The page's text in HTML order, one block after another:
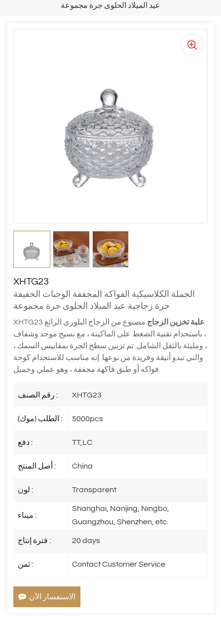
عيد الميلاد الحلوى جرة مجموعة
XHTG23
الجملة الكلاسيكية الفواكه المجففة الوجبات الخفيفة
جرة زجاجية عيد الميلاد الحلوى جرة مجموعة
XHTG23 علبة تخزين الزجاج مصنوع من الزجاج البلوري الرائع
، باستخدام تقنية الضغط على الماكينة ، مع نسيج موحد وشفاف
، ومليئة بالثقل الشامل. تم تزيين سطح الجرة بمقاييس السمك ،
والتي تبدو أنيقة وفريدة من نوعها. إنه مناسب للاستخدام كوحة
فواكه أو طبق فاكهة مجففة ، وهو عملي وجميل.
رقم الصنف : XHTG23
الطلب (موك) : 5000pcs
دفع : TT,LC
أصل المنتج : China
لون : Transparent
ميناء :
Shanghai, Nanjing, Ningbo,
Guangzhou, Shenzhen, etc.
فترة إنتاج : 20 days
ثمن : Contact Customer Service
الاستفسار الآن